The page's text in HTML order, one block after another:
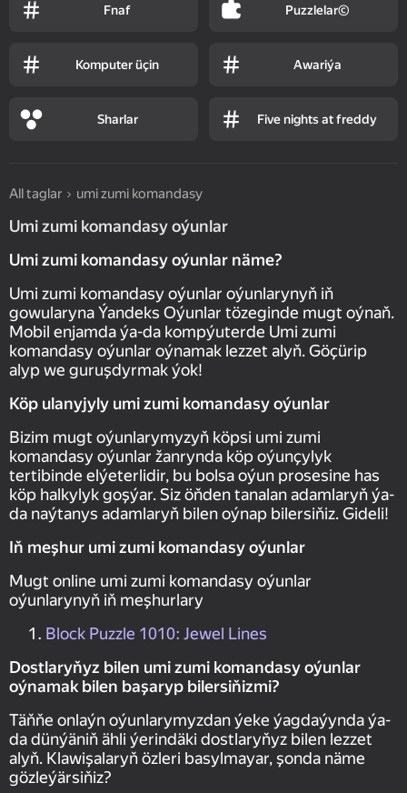
Fnaf Puzzlelar©
Komputer üçin Awariýa
Sharlar Five nights at freddy
All taglar umi zumi komandasy
Umi zumi komandasy oýunlar
Umi zumi komandasy oýunlar näme?
Umi zumi komandasy oýunlar oýunlarynyň iň
gowularyna Ýandeks Oýunlar tözeginde mugt oýnaň.
Mobil enjamda ýa-da kompýuterde Umi zumi
komandasy oýunlar oýnamak lezzet alyň. Göçürip
alyp we guruşdyrmak ýok!
Köp ulanyjyly umi zumi komandasy oýunlar
Bizim mugt oýunlarymyzyň köpsi umi zumi
komandasy oýunlar žanrynda köp oýunçylyk
tertibinde elýeterlidir, bu bolsa oýun prosesine has
köp halkylyk goşýar. Siz öňden tanalan adamlaryň ýa-
da naýtanys adamlaryň bilen oýnap bilersiňiz. Gideli!
Iň meşhur umi zumi komandasy oýunlar
Mugt online umi zumi komandasy oýunlar
oýunlarynyň iň meşhurlary
Block Puzzle 1010: Jewel Lines
Dostlaryňyz bilen umi zumi komandasy oýunlar
oýnamak bilen başaryp bilersiňizmi?
Täňňe onlaýn oýunlarymyzdan ýeke ýagdaýynda ýa-
da dünýäniň ähli ýerindäki dostlaryňyz bilen lezzet
alyň. Klawişalaryň özleri basylmayar, şonda näme
gözleýärsiňiz?